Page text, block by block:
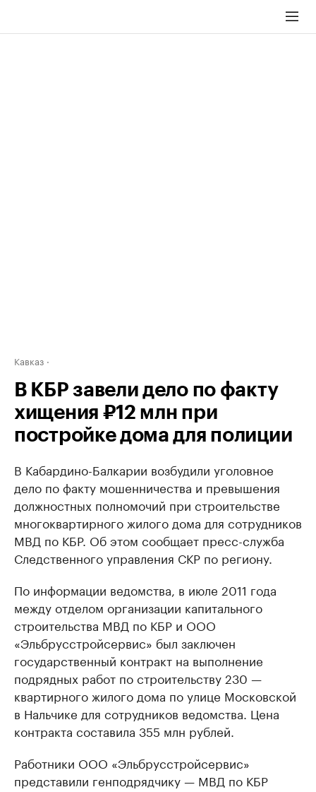
Кавказ
В КБР завели дело по факту
хищения ₽12 млн при
постройке дома для полиции
В Кабардино-Балкарии возбудили уголовное
дело по факту мошенничества и превышения
должностных полномочий при строительстве
многоквартирного жилого дома для сотрудников
МВД по КБР. Об этом сообщает пресс-служба
Следственного управления СКР по региону.
По информации ведомства, в июле 2011 года
между отделом организации капитального
строительства МВД по КБР и ООО
«Эльбрусстройсервис» был заключен
государственный контракт на выполнение
подрядных работ по строительству 230 —
квартирного жилого дома по улице Московской
в Нальчике для сотрудников ведомства. Цена
контракта составила 355 млн рублей.
Работники ООО «Эльбрусстройсервис»
представили генподрядчику — МВД по КБР